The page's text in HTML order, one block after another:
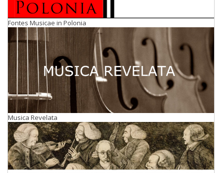
Fontes Musicae in Polonia
Musica Revelata